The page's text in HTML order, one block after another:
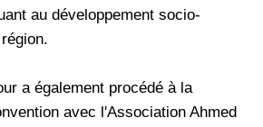
au développement socio-
a également procédé à la
avec l'Association Ahmed